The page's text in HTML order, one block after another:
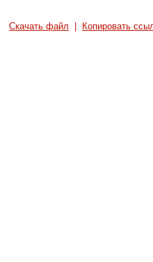
Скачать файл Копировать